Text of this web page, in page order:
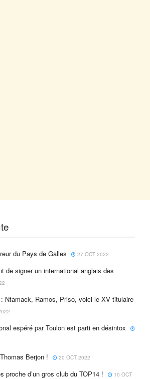
du Pays de Galles 27 OCT 2022
de signer un international anglais des
Ntamack, Ramos, Priso, voici le XV titulaire
espéré par Toulon est parti en désintox
Berjon ! 20 OCT 2022
proche d’un gros club du TOP14 !
10 OCT